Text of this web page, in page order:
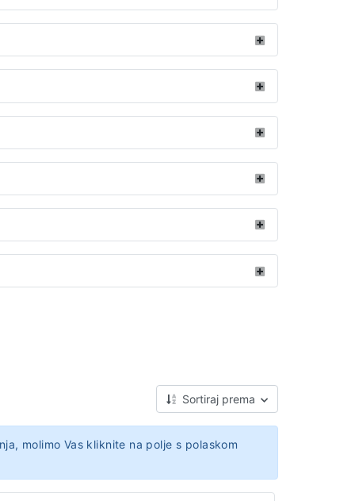
Sortiraj prema
molimo Vas kliknite na polje s polaskom